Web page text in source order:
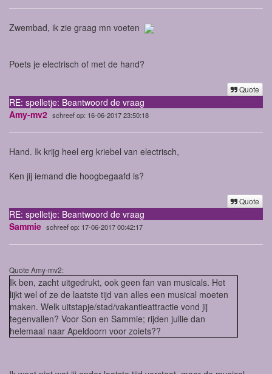
Zwembad, ik zie graag mn voeten
Poets je electrisch of met de hand?
Quote
RE: spelletje: Beantwoord de vraag
Amy-mv2 schreef op: 16-06-2017 23:50:18
Hand. Ik krijg heel erg kriebel van electrisch,
Ken jij iemand die hoogbegaafd is?
Quote
RE: spelletje: Beantwoord de vraag
Sammie schreef op: 17-06-2017 00:42:17
Quote Amy-mv2:
Ik ben, zacht uitgedrukt, ook geen fan van musicals. Het
lijkt wel of ze de laatste tijd van alles een musical moeten
maken. Welk uitstapje/stad/vakantieattractie vond jij
tegenvallen? Voor Son en Sammie; rijden jullie dan
helemaal naar Apeldoorn voor zoiets??